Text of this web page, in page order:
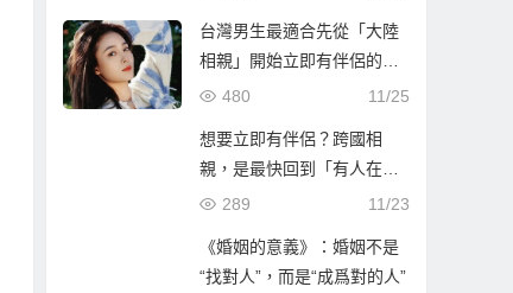
台灣男生最適合先從「大陸
相親」開始立即有伴侶的第
一步
11/25
480
想要立即有伴侶？跨國相
親，是最快回到「有人在等
你」的人生方！
11/23
289
《婚姻的意義》：婚姻不是
“找對人”，而是“成爲對的人”